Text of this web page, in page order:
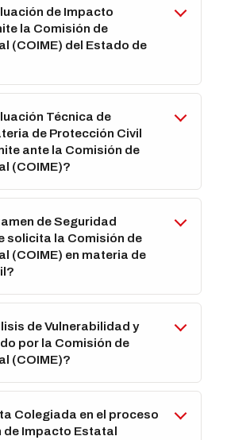
de Impacto
la Comisión de
(COIME) del Estado de
Técnica de
de Protección Civil
ante la Comisión de
(COIME)?
de Seguridad
solicita la Comisión de
(COIME) en materia de
de Vulnerabilidad y
por la Comisión de
(COIME)?
Colegiada en el proceso
de Impacto Estatal